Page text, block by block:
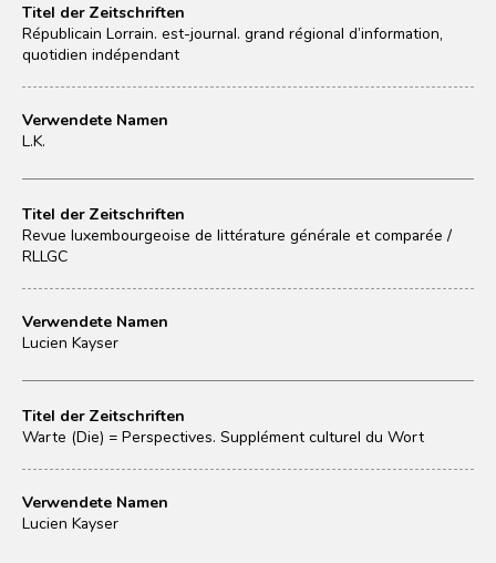
Titel der Zeitschriften
Républicain Lorrain. est-journal. grand régional d’information,
quotidien indépendant
Verwendete Namen
L.K.
Titel der Zeitschriften
Revue luxembourgeoise de littérature générale et comparée /
RLLGC
Verwendete Namen
Lucien Kayser
Titel der Zeitschriften
Warte (Die) = Perspectives. Supplément culturel du Wort
Verwendete Namen
Lucien Kayser